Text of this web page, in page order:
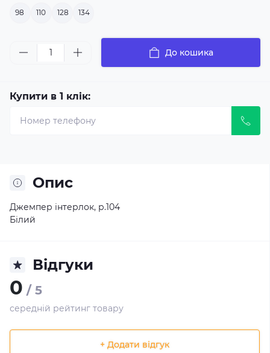
98 110 128 134
До кошика
Купити в 1 клік:
Опис
Джемпер інтерлок, р.104
Білий
Відгуки
0 / 5
середній рейтинг товару
+ Додати відгук